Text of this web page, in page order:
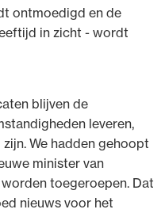
ontmoedigd en de
in zicht - wordt
blijven de
leveren,
We hadden gehoopt
minister van
toegeroepen. Dat
nieuws voor het